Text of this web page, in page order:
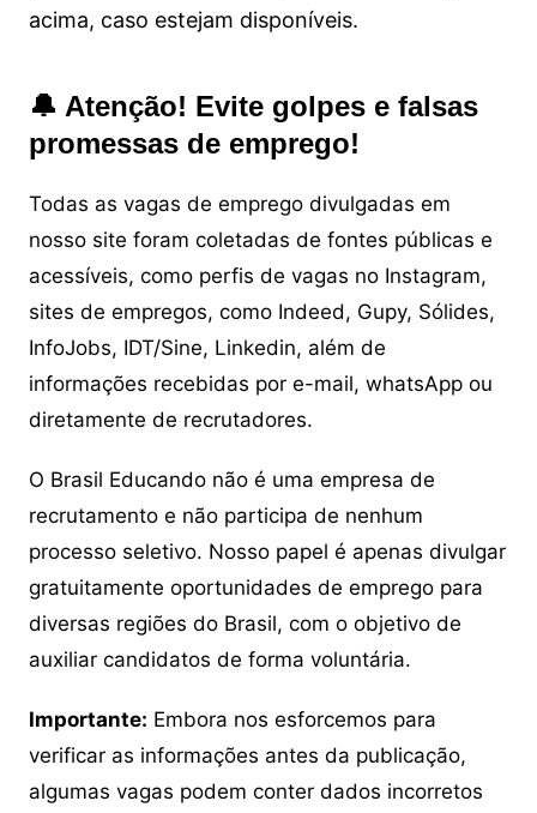
acima, caso estejam disponíveis.
🔔 Atenção! Evite golpes e falsas
promessas de emprego!
Todas as vagas de emprego divulgadas em
nosso site foram coletadas de fontes públicas e
acessíveis, como perfis de vagas no Instagram,
sites de empregos, como Indeed, Gupy, Sólides,
InfoJobs, IDT/Sine, Linkedin, além de
informações recebidas por e-mail, whatsApp ou
diretamente de recrutadores.
O Brasil Educando não é uma empresa de
recrutamento e não participa de nenhum
processo seletivo. Nosso papel é apenas divulgar
gratuitamente oportunidades de emprego para
diversas regiões do Brasil, com o objetivo de
auxiliar candidatos de forma voluntária.
Importante: Embora nos esforcemos para
verificar as informações antes da publicação,
algumas vagas podem conter dados incorretos